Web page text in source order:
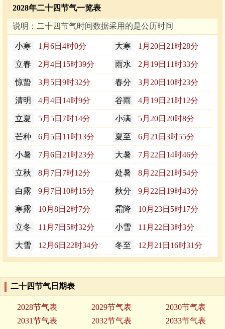
2028年二十四节气一览表
说明：二十四节气时间数据采用的是公历时间
小寒 1月6日4时0分 大寒 1月20日21时28分
立春 2月4日15时39分 雨水 2月19日11时33分
惊蛰 3月5日9时32分 春分 3月20日10时23分
清明 4月4日14时9分 谷雨 4月19日21时12分
立夏 5月5日7时14分 小满 5月20日20时8分
芒种 6月5日11时13分 夏至 6月21日3时55分
小暑 7月6日21时23分 大暑 7月22日14时46分
立秋 8月7日7时12分 处暑 8月22日21时54分
白露 9月7日10时15分 秋分 9月22日19时43分
寒露 10月8日2时7分 霜降 10月23日5时17分
立冬 11月7日5时32分 小雪 11月22日3时3分
大雪 12月6日22时34分 冬至 12月21日16时31分
二十四节气日期表
2028节气表 2029节气表
2030节气表
2031节气表
2032节气表
2033节气表